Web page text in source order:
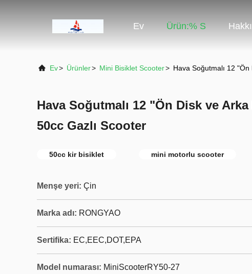
Ev Ürün:% S
Ev> Ürünler> Mini Bisiklet Scooter> Hava Soğutmalı 12
Hava Soğutmalı 12 "Ön Disk ve Arka
50cc Gazlı Scooter
50cc kir bisiklet mini motorlu scooter
Menşe yeri: Çin
Marka adı: RONGYAO
Sertifika: EC,EEC,DOT,EPA
Model numarası: MiniScooterRY50-27